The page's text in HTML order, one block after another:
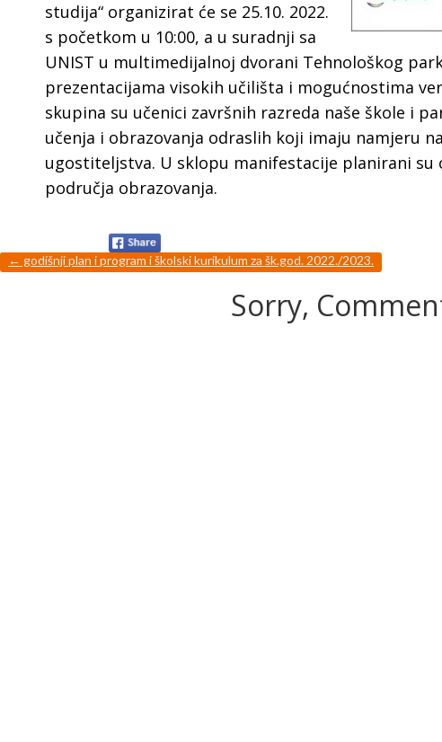
studija“ organizirat će se 25.10. 2022.
s početkom u 10:00, a u suradnji sa
UNIST u multimedijalnoj dvorani Tehnološkog
prezentacijama visokih učilišta i mogućnostima
skupina su učenici završnih razreda naše škole i
učenja i obrazovanja odraslih koji imaju namjeru
ugostiteljstva. U sklopu manifestacije planirani
područja obrazovanja.
← godišnji plan i program i školski kurikulum za šk.god. 2022./2023.
Sorry,